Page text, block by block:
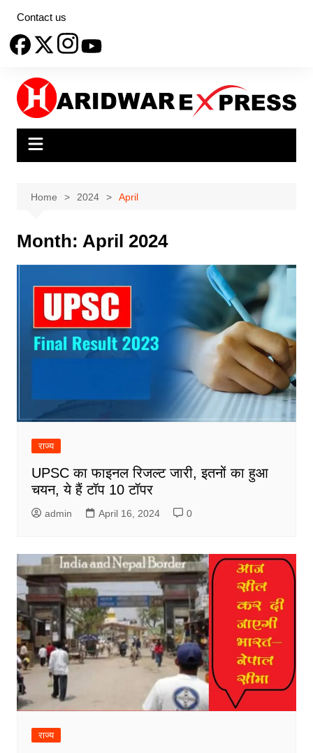
content
Contact us
Home 2024 April
Month: April 2024
राज्य
UPSC का फाइनल रिजल्ट जारी, इतनों का हुआ
चयन, ये हैं टॉप 10 टॉपर
admin April 16, 2024 0
राज्य